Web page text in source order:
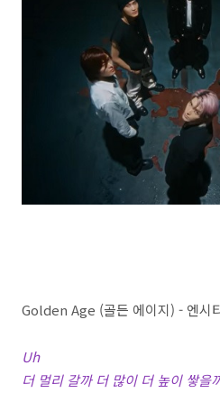
Golden Age (골든 에이지) - 엔시
Uh
더 멀리 갈까 더 많이 더 높이 쌓을